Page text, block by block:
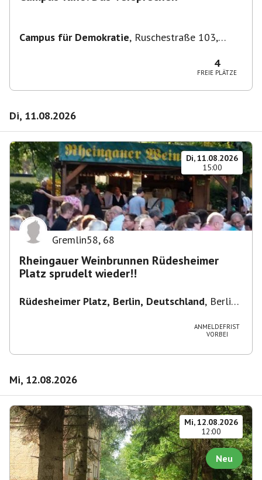
Campus für Demokratie, Ruschestraße 103,
4
FREIE PLÄTZE
Di, 11.08.2026
Di, 11.08.2026
15:00
Gremlin58, 68
Rheingauer Weinbrunnen Rüdesheimer
Platz sprudelt wieder!!
Rüdesheimer Platz, Berlin, Deutschland, Berlin-
ANMELDEFRIST
VORBEI
Mi, 12.08.2026
Mi, 12.08.2026
12:00
Neu